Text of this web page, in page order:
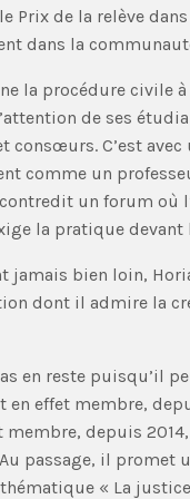
Prix de la relève
dans la
la procédure civile
de ses
C’est
comme un
un forum où
la pratique
jamais bien loin,
dont il admire la
en reste puisqu’il
effet membre,
depuis
passage, il
« La